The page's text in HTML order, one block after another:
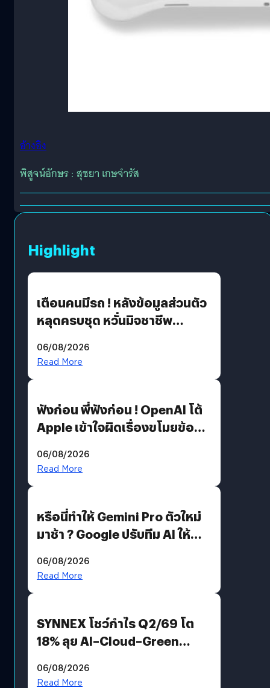
อ้างอิง
พิสูจน์อักษร : สุชยา เกษจำรัส
Highlight
เตือนคนมีรถ ! หลังข้อมูลส่วนตัว
หลุดครบชุด หวั่นมิจชาชีพ
รหัสผ่านหลุด ไม่ใช่แฮ็กเกอร์
06/08/2026
Read More
ฟังก่อน พี่ฟังก่อน ! OpenAI โต้
Apple เข้าใจผิดเรื่องขโมยข้อมูล
06/08/2026
Read More
หรือนี่ทำให้ Gemini Pro ตัวใหม่
มาช้า ? Google ปรับทีม AI ให้
AGI
06/08/2026
Read More
SYNNEX โชว์กำไร Q2/69 โต
18% ลุย AI–Cloud–Green
Revenue เร่งเครื่อง New
06/08/2026
Read More